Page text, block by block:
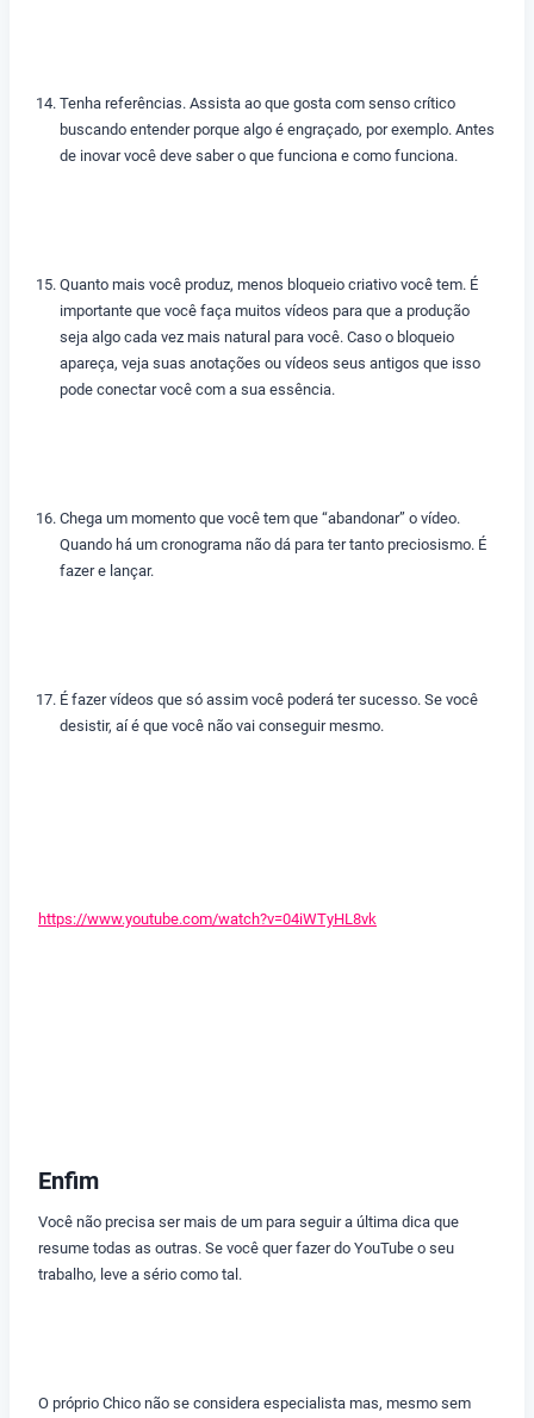
Tenha referências. Assista ao que gosta com senso crítico
buscando entender porque algo é engraçado, por exemplo. Antes
de inovar você deve saber o que funciona e como funciona.
Quanto mais você produz, menos bloqueio criativo você tem. É
importante que você faça muitos vídeos para que a produção
seja algo cada vez mais natural para você. Caso o bloqueio
apareça, veja suas anotações ou vídeos seus antigos que isso
pode conectar você com a sua essência.
Chega um momento que você tem que “abandonar” o vídeo.
Quando há um cronograma não dá para ter tanto preciosismo. É
fazer e lançar.
É fazer vídeos que só assim você poderá ter sucesso. Se você
desistir, aí é que você não vai conseguir mesmo.
https://www.youtube.com/watch?v=04iWTyHL8vk
Enfim
Você não precisa ser mais de um para seguir a última dica que
resume todas as outras. Se você quer fazer do YouTube o seu
trabalho, leve a sério como tal.
O próprio Chico não se considera especialista mas, mesmo sem